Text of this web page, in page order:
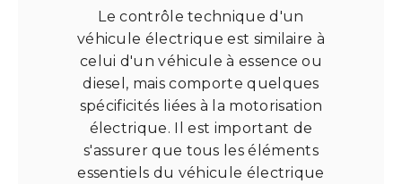
Le contrôle technique d'un
véhicule électrique est similaire à
celui d'un véhicule à essence ou
diesel, mais comporte quelques
spécificités liées à la motorisation
électrique. Il est important de
s'assurer que tous les éléments
essentiels du véhicule électrique